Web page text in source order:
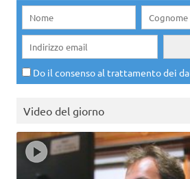
Do il consenso al trattamento dei
Video del giorno